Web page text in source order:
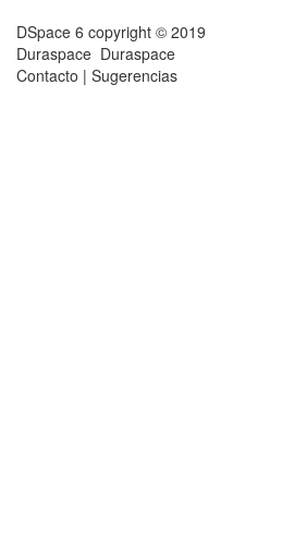
DSpace 6 copyright © 2019
Duraspace Duraspace
Contacto | Sugerencias